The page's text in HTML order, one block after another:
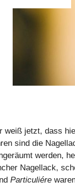
weiß jetzt, dass
sind die
werden,
Nagellack,
Particuliére